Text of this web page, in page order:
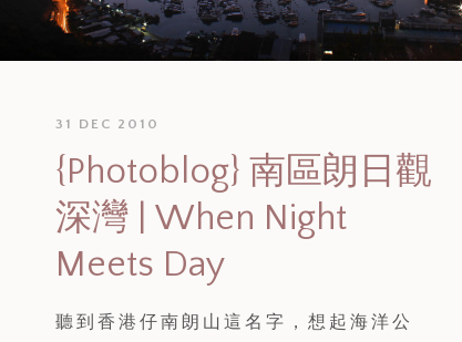
31 DEC 2010
{Photoblog} 南區朗日觀
深灣 | When Night
Meets Day
聽到香港仔南朗山這名字，想起海洋公